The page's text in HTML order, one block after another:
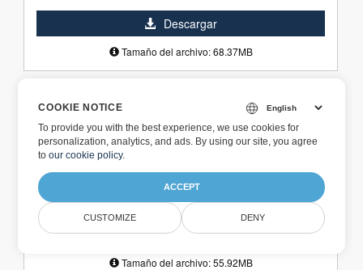
Descargar
Tamaño del archivo: 68.37MB
Aspose.Cells para Python a través
de .NET 25.8.0 Windows x86 de 64
bits
Consulte las notas de la versión y el archivo ReadMe para
obtener más detalles.
Adicional:
Descargar
Tamaño del archivo: 55.92MB
COOKIE NOTICE
To provide you with the best experience, we use cookies for
personalization, analytics, and ads. By using our site, you agree
toour cookie policy.
ACCEPT
CUSTOMIZE DENY